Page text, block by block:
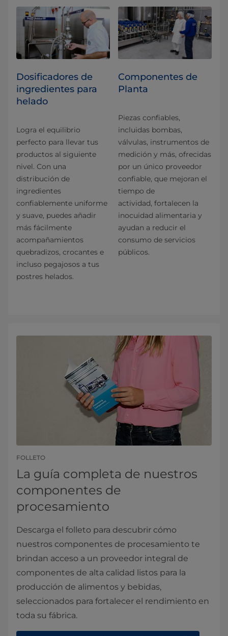
Dosificadores de
ingredientes para
helado
Logra el equilibrio
perfecto para llevar tus
productos al siguiente
nivel. Con una
distribución de
ingredientes
confiablemente uniforme
y suave, puedes añadir
más fácilmente
acompañamientos
quebradizos, crocantes e
incluso pegajosos a tus
postres helados.
Componentes de
Planta
Piezas confiables,
incluidas bombas,
válvulas, instrumentos de
medición y más, ofrecidas
por un único proveedor
confiable, que mejoran el
tiempo de
actividad, fortalecen la
inocuidad alimentaria y
ayudan a reducir el
consumo de servicios
públicos.
FOLLETO
La guía completa de nuestros
componentes de
procesamiento
Descarga el folleto para descubrir cómo
nuestros componentes de procesamiento te
brindan acceso a un proveedor integral de
componentes de alta calidad listos para la
producción de alimentos y bebidas,
seleccionados para fortalecer el rendimiento en
toda su fábrica.